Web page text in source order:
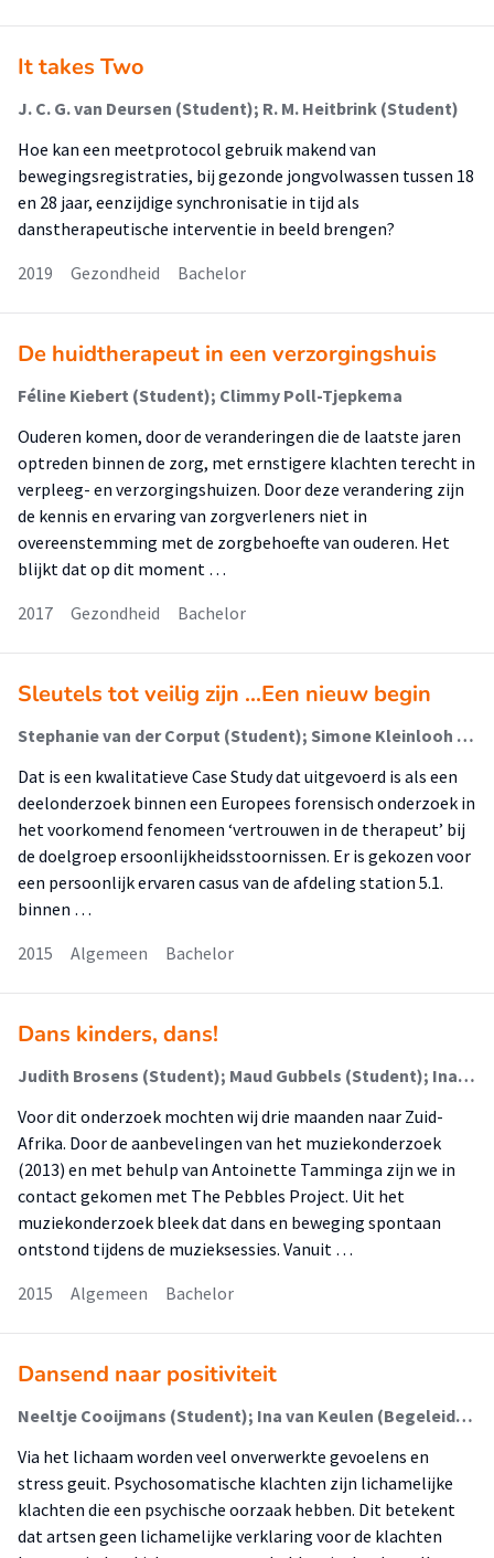
It takes Two
J. C. G. van Deursen (Student); R. M. Heitbrink (Student)
Hoe kan een meetprotocol gebruik makend van
bewegingsregistraties, bij gezonde jongvolwassen tussen 18
en 28 jaar, eenzijdige synchronisatie in tijd als
danstherapeutische interventie in beeld brengen?
2019
Gezondheid Bachelor
De huidtherapeut in een verzorgingshuis
Féline Kiebert (Student); Climmy Poll-Tjepkema
Ouderen komen, door de veranderingen die de laatste jaren
optreden binnen de zorg, met ernstigere klachten terecht in
verpleeg- en verzorgingshuizen. Door deze verandering zijn
de kennis en ervaring van zorgverleners niet in
overeenstemming met de zorgbehoefte van ouderen. Het
blijkt dat op dit moment …
2017
Gezondheid Bachelor
Sleutels tot veilig zijn ...Een nieuw begin
Stephanie van der Corput (Student); Simone Kleinlooh (Begeleider)
Dat is een kwalitatieve Case Study dat uitgevoerd is als een
deelonderzoek binnen een Europees forensisch onderzoek in
het voorkomend fenomeen ‘vertrouwen in de therapeut’ bij
de doelgroep ersoonlijkheidsstoornissen. Er is gekozen voor
een persoonlijk ervaren casus van de afdeling station 5.1.
binnen …
2015
Algemeen Bachelor
Dans kinders, dans!
Judith Brosens (Student); Maud Gubbels (Student); Ina van Keulen (Begeleider)
Voor dit onderzoek mochten wij drie maanden naar Zuid-
Afrika. Door de aanbevelingen van het muziekonderzoek
(2013) en met behulp van Antoinette Tamminga zijn we in
contact gekomen met The Pebbles Project. Uit het
muziekonderzoek bleek dat dans en beweging spontaan
ontstond tijdens de muzieksessies. Vanuit …
2015
Algemeen Bachelor
Dansend naar positiviteit
Neeltje Cooijmans (Student); Ina van Keulen (Begeleider)
Via het lichaam worden veel onverwerkte gevoelens en
stress geuit. Psychosomatische klachten zijn lichamelijke
klachten die een psychische oorzaak hebben. Dit betekent
dat artsen geen lichamelijke verklaring voor de klachten